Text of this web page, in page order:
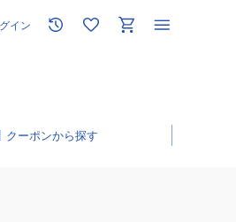
イン
クーポン